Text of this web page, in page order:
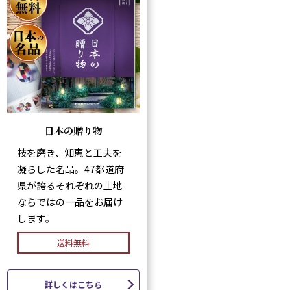
日本の贈り物
技を磨き、知恵と工夫を
凝らした名品。47都道府
県が誇るそれぞれの土地
ならではの一品をお届け
します。
送料無料
詳しくはこちら